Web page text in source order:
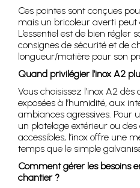
Ces pointes sont conçues
mais un bricoleur averti peut
L’essentiel est de bien régler
consignes de sécurité et de
longueur/matière pour son
Quand privilégier l’inox A2
Vous choisissez l’inox A2
exposées à l’humidité, aux
ambiances agressives. Pour
un platelage extérieur ou
accessibles, l’inox offre une
temps que le simple
Comment gérer les besoins
chantier ?